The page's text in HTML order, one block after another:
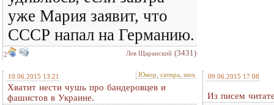
уже Мария заявит, что
СССР напал на Германию.
2 Лев Щаранский (3431)
10.06.2015 13:21 Юмор, сатира, шок
Хватит нести чушь про бандеровцев и
фашистов в Украине.
09.06.2015 17:08
Из писем